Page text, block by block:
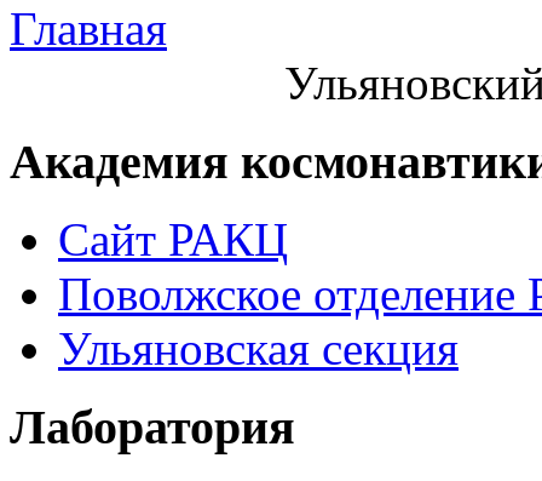
Главная
Академия
Сайт РАКЦ
Поволжское
Ульяновская секция
Лаборатория